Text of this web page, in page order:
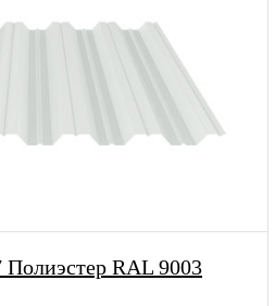
RAL 9003